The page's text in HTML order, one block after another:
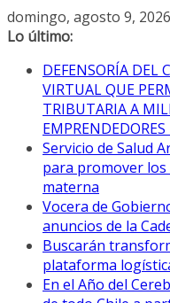
Saltar
al
domingo, agosto 9, 2026
Lo último:
DEFENSORÍA DEL
VIRTUAL QUE
TRIBUTARIA A
Servicio de Salud
para promover los
materna
Vocera de
anuncios de la
Buscarán
plataforma
En el Año del